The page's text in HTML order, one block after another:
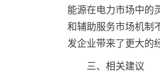
能源在电力市场中的
和辅助服务市场机制
发企业带来了更大的
三、相关建议